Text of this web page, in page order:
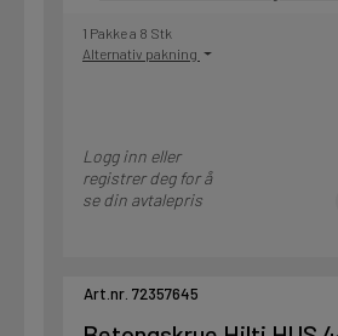
1 Pakke a 8 Stk
Alternativ pakning
Logg inn eller
registrer deg for å
se din avtalepris
Art.nr. 72357645